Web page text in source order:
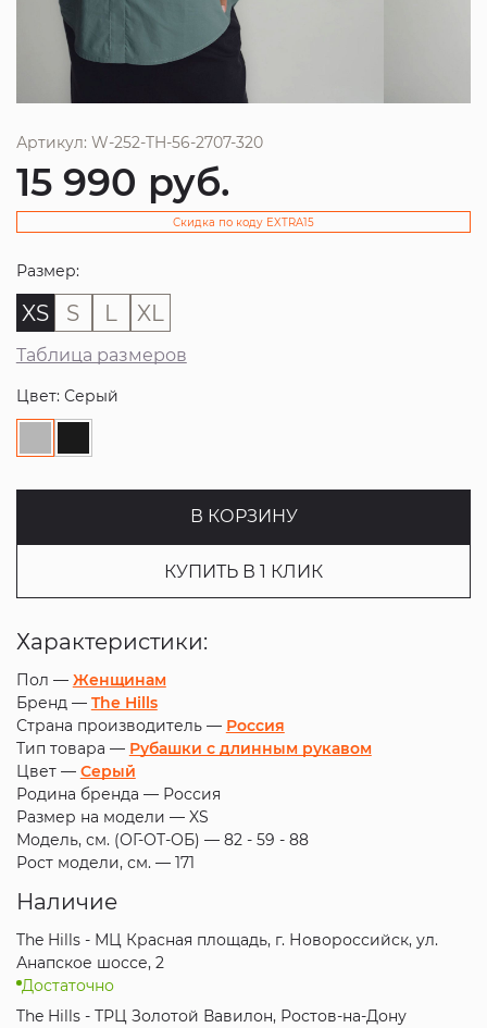
Артикул: W-252-TH-56-2707-320
15 990 руб.
Скидка по коду EXTRA15
Размер:
XS S L XL
Таблица размеров
Цвет: Серый
В КОРЗИНУ
КУПИТЬ В 1 КЛИК
Характеристики:
Пол — Женщинам
Бренд — The Hills
Страна производитель — Россия
Тип товара — Рубашки с длинным рукавом
Цвет — Серый
Родина бренда — Россия
Размер на модели — XS
Модель, см. (ОГ-ОТ-ОБ) — 82 - 59 - 88
Рост модели, см. — 171
Наличие
The Hills - МЦ Красная площадь, г. Новороссийск, ул.
Анапское шоссе, 2
Достаточно
The Hills - ТРЦ Золотой Вавилон, Ростов-на-Дону